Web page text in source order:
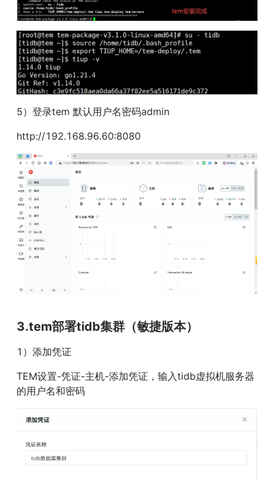
5）登录tem 默认用户名密码admin
http://192.168.96.60:8080
3.tem部署tidb集群（敏捷版本）
1）添加凭证
TEM设置-凭证-主机-添加凭证，输入tidb虚拟机服务器
的用户名和密码